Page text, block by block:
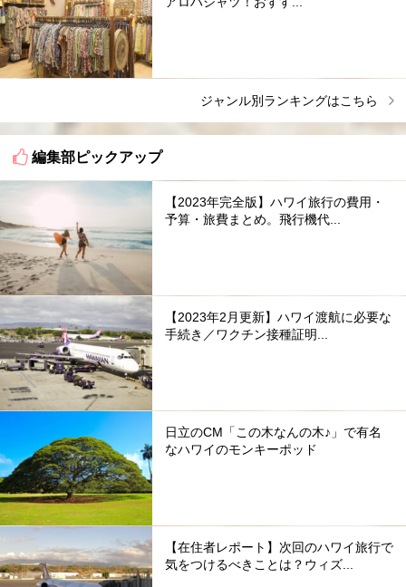
ジャンル別ランキングはこちら
編集部ピックアップ
【2023年完全版】ハワイ旅行の費用・
予算・旅費まとめ。飛行機代...
【2023年2月更新】ハワイ渡航に必要な
手続き／ワクチン接種証明...
日立のCM「この木なんの木♪」で有名
なハワイのモンキーポッド
【在住者レポート】次回のハワイ旅行で
気をつけるべきことは？ウィズ...